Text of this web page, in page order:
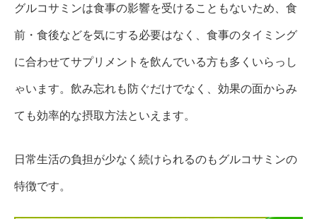
グルコサミンは食事の影響を受けることもないため、食
前・食後などを気にする必要はなく、食事のタイミング
に合わせてサプリメントを飲んでいる方も多くいらっし
ゃいます。飲み忘れも防ぐだけでなく、効果の面からみ
ても効率的な摂取方法といえます。
日常生活の負担が少なく続けられるのもグルコサミンの
特徴です。